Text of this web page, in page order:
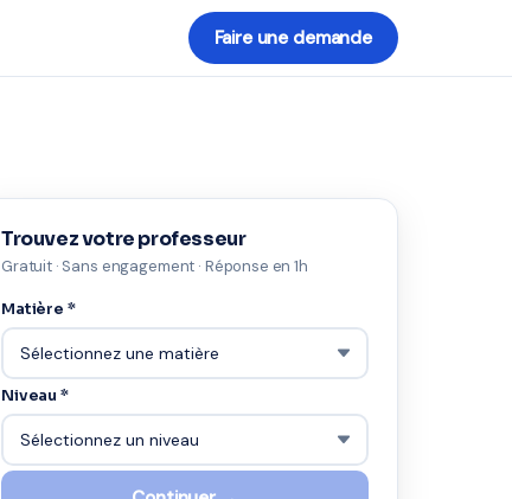
Faire une demande
Trouvez votre professeur
Gratuit · Sans engagement · Réponse en 1h
Matière *
Niveau *